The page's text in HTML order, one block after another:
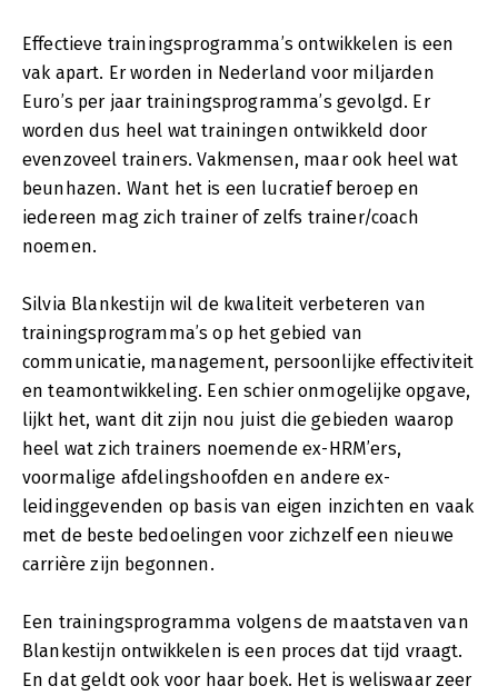
Effectieve trainingsprogramma’s ontwikkelen is een
vak apart. Er worden in Nederland voor miljarden
Euro’s per jaar trainingsprogramma’s gevolgd. Er
worden dus heel wat trainingen ontwikkeld door
evenzoveel trainers. Vakmensen, maar ook heel wat
beunhazen. Want het is een lucratief beroep en
iedereen mag zich trainer of zelfs trainer/coach
noemen.
Silvia Blankestijn wil de kwaliteit verbeteren van
trainingsprogramma’s op het gebied van
communicatie, management, persoonlijke effectiviteit
en teamontwikkeling. Een schier onmogelijke opgave,
lijkt het, want dit zijn nou juist die gebieden waarop
heel wat zich trainers noemende ex-HRM’ers,
voormalige afdelingshoofden en andere ex-
leidinggevenden op basis van eigen inzichten en vaak
met de beste bedoelingen voor zichzelf een nieuwe
carrière zijn begonnen.
Een trainingsprogramma volgens de maatstaven van
Blankestijn ontwikkelen is een proces dat tijd vraagt.
En dat geldt ook voor haar boek. Het is weliswaar zeer